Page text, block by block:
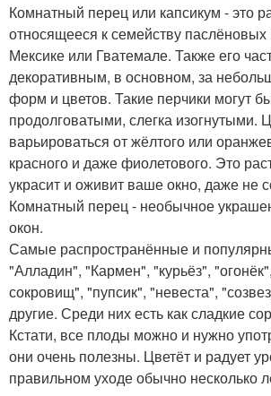
Комнатный перец или капсикум - это
относящееся к семейству
Мексике или Гватемале. Также его
декоративным, в основном, за
форм и цветов. Такие перчики могут
продолговатыми, слегка изогнутыми.
варьироваться от жёлтого или
красного и даже фиолетового. Это
украсит и оживит ваше окно, даже не
Комнатный перец - необычное
окон.
Самые распространённые и
"Алладин", "Кармен", "курьёз",
сокровищ", "пупсик", "невеста",
другие. Среди них есть как сладкие
Кстати, все плоды можно и нужно
они очень полезны. Цветёт и радует
правильном уходе обычно несколько